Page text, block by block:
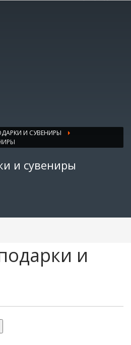
И СУВЕНИРЫ
и сувениры
и